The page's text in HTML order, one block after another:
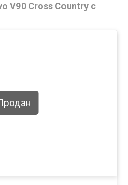
V90 Cross Country с